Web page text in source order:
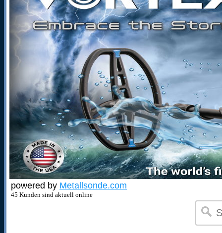
powered by Metallsonde.com
45 Kunden sind aktuell online